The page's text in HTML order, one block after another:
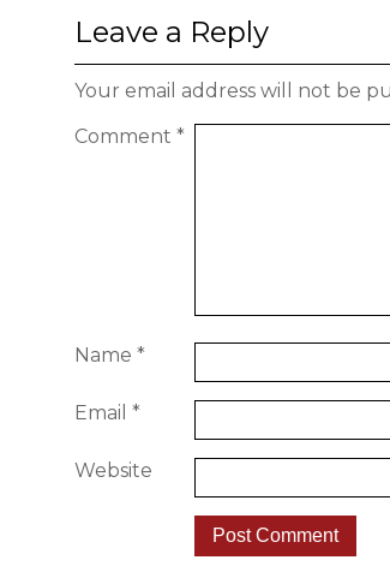
Leave a Reply
Your email address will not be
Comment *
Name *
Email *
Website